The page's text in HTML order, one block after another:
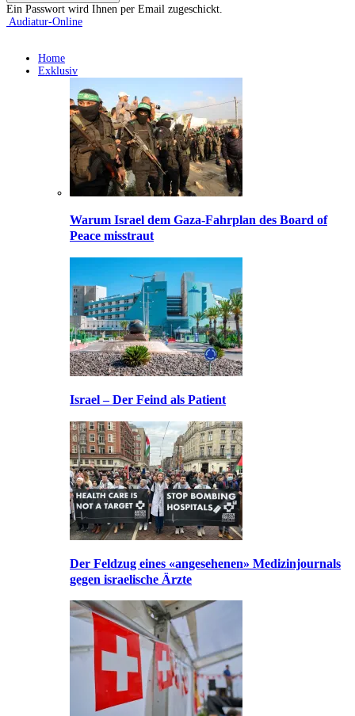
Ein Passwort wird Ihnen per Email zugeschickt.
Audiatur-Online
Home
Exklusiv
Warum Israel dem Gaza-Fahrplan des Board of
Peace misstraut
Israel – Der Feind als Patient
Der Feldzug eines «angesehenen» Medizinjournals
gegen israelische Ärzte